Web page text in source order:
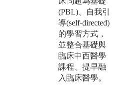
(PBL)、自我引
導(self-directed)
的學習方式，
並整合基礎與
臨床中西醫學
課程、提早融
入臨床醫學。